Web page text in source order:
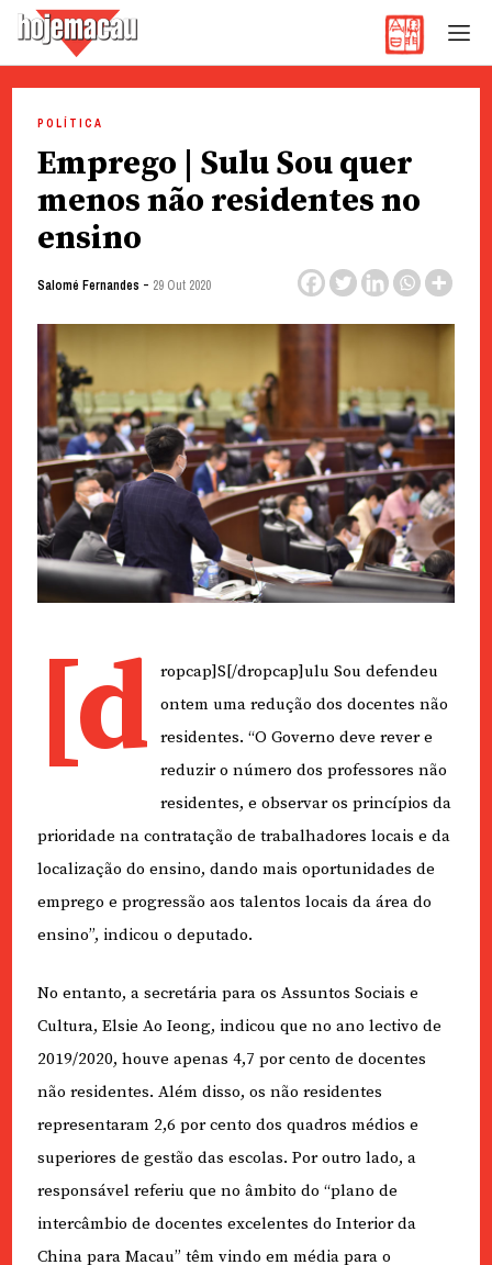
content
POLÍTICA
Emprego | Sulu Sou quer
menos não residentes no
ensino
Salomé Fernandes - 29 Out 2020
[d
ropcap]S[/dropcap]ulu Sou defendeu
ontem uma redução dos docentes não
residentes. “O Governo deve rever e
reduzir o número dos professores não
residentes, e observar os princípios da
prioridade na contratação de trabalhadores locais e da
localização do ensino, dando mais oportunidades de
emprego e progressão aos talentos locais da área do
ensino”, indicou o deputado.
No entanto, a secretária para os Assuntos Sociais e
Cultura, Elsie Ao Ieong, indicou que no ano lectivo de
2019/2020, houve apenas 4,7 por cento de docentes
não residentes. Além disso, os não residentes
representaram 2,6 por cento dos quadros médios e
superiores de gestão das escolas. Por outro lado, a
responsável referiu que no âmbito do “plano de
intercâmbio de docentes excelentes do Interior da
China para Macau” têm vindo em média para o